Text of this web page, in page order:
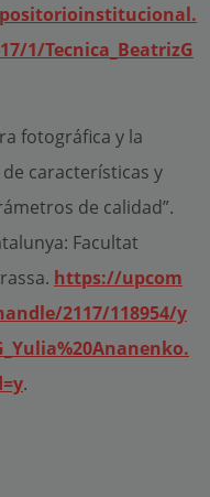
1/Tecnica_BeatrizG
fotográfica y la
características y
de calidad”.
Facultat
https://upcom
2117/118954/y
.